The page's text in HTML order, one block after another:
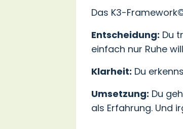
Das K3-
Entscheidung: Du
einfach nur Ruhe
Klarheit: Du
Umsetzung: Du
als Erfahrung. Und